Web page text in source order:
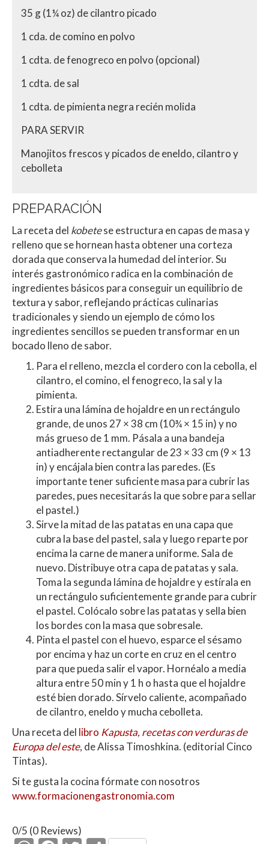
35 g (1¼ oz) de cilantro picado
1 cda. de comino en polvo
1 cdta. de fenogreco en polvo (opcional)
1 cdta. de sal
1 cdta. de pimienta negra recién molida
PARA SERVIR
Manojitos frescos y picados de eneldo, cilantro y
cebolleta
PREPARACIÓN
La receta del kobetese estructura en capas de masa y
relleno que se hornean hasta obtener una corteza
dorada que conserva la humedad del interior. Su
interés gastronómico radica en la combinación de
ingredientes básicos para conseguir un equilibrio de
textura y sabor, reflejando prácticas culinarias
tradicionales y siendo un ejemplo de cómo los
ingredientes sencillos se pueden transformar en un
bocado lleno de sabor.
Para el relleno, mezcla el cordero con la cebolla, el
cilantro, el comino, el fenogreco, la sal y la
pimienta.
Estira una lámina de hojaldre en un rectángulo
grande, de unos 27 × 38 cm (10¾ × 15 in) y no
más grueso de 1 mm. Pásala a una bandeja
antiadherente rectangular de 23 × 33 cm (9 × 13
in) y encájala bien contra las paredes. (Es
importante tener suficiente masa para cubrir las
paredes, pues necesitarás la que sobre para sellar
el pastel.)
Sirve la mitad de las patatas en una capa que
cubra la base del pastel, sala y luego reparte por
encima la carne de manera uniforme. Sala de
nuevo. Distribuye otra capa de patatas y sala.
Toma la segunda lámina de hojaldre y estírala en
un rectángulo suficientemente grande para cubrir
el pastel. Colócalo sobre las patatas y sella bien
los bordes con la masa que sobresale.
Pinta el pastel con el huevo, esparce el sésamo
por encima y haz un corte en cruz en el centro
para que pueda salir el vapor. Hornéalo a media
altura entre 50 min y 1 h o hasta que el hojaldre
esté bien dorado. Sírvelo caliente, acompañado
de cilantro, eneldo y mucha cebolleta.
Una receta del libro Kapusta, recetas con verduras de
Europa del este, de Alissa Timoshkina. (editorial Cinco
Tintas).
Si te gusta la cocina fórmate con nosotros
www.formacionengastronomia.com
0/5 (0 Reviews)